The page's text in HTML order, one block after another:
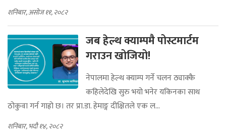
शनिबार, असोज ११, २०८२
जब हेल्थ क्याम्पमै पोस्टमार्टम
गराउन खोजियो!
नेपालमा हेल्थ क्याम्प गर्ने चलन ठ्याक्कै
कहिलेदेखि सुरु भयो भनेर यकिनका साथ
ठोकुवा गर्न गाह्रो छ। तर प्रा.डा. हेमाङ्ग दीक्षितले एक ल...
शनिबार, भदौ १४, २०८२